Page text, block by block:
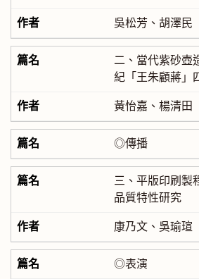
吳松芳、胡澤民
二、當代紫砂壺
紀「王朱顧蔣」
黃怡嘉、楊清田
◎傳播
三、平版印刷製
品質特性研究
康乃文、吳瑜瑄
◎表演